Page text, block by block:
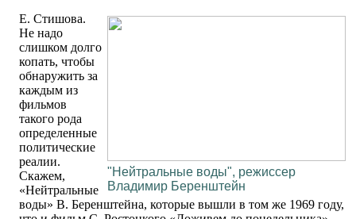
"Нейтральные воды", режиссер
Владимир Беренштейн
Е. Стишова.
Не надо
слишком долго
копать, чтобы
обнаружить за
каждым из
фильмов
такого рода
определенные
политические
реалии.
Скажем,
«Нейтральные
воды» В. Беренштейна, которые вышли в том же 1969 году,